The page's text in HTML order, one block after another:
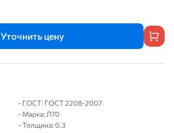
Уточнить цену
- ГОСТ: ГОСТ 2208-2007
- Марка: Л70
- Толщина: 0.3